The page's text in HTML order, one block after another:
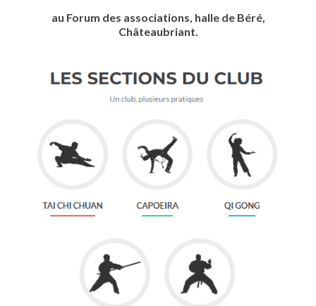
au Forum des associations, halle de Béré,
Châteaubriant.